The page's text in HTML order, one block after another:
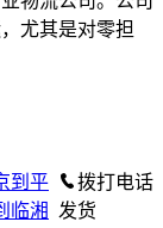
尤其是对零担
拨打电话
发货
到平
临湘